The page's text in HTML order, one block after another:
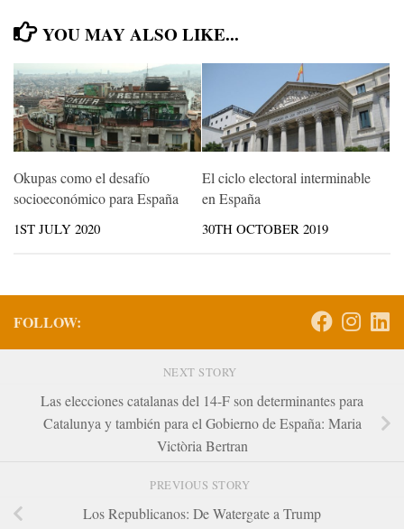
YOU MAY ALSO LIKE...
Okupas como el desafío
socioeconómico para España
1ST JULY 2020
El ciclo electoral interminable
en España
30TH OCTOBER 2019
FOLLOW:
NEXT STORY
Las elecciones catalanas del 14-F son determinantes para
Catalunya y también para el Gobierno de España: Maria
Victòria Bertran
PREVIOUS STORY
Los Republicanos: De Watergate a Trump